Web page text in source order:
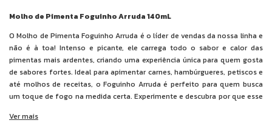
Molho de Pimenta Foguinho Arruda 140mL
O Molho de Pimenta Foguinho Arruda é o líder de vendas da nossa linha e
não é à toa! Intenso e picante, ele carrega todo o sabor e calor das
pimentas mais ardentes, criando uma experiência única para quem gosta
de sabores fortes. Ideal para apimentar carnes, hambúrgueres, petiscos e
até molhos de receitas, o Foguinho Arruda é perfeito para quem busca
um toque de fogo na medida certa. Experimente e descubra por que esse
Ver mais